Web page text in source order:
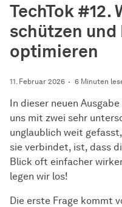
TechTok #12.
schützen und
optimieren
11. Februar 2026 6 Minuten
In dieser neuen Ausgabe
uns mit zwei sehr
unglaublich weit
sie verbindet, ist, dass
Blick oft einfacher
legen wir los!
Die erste Frage kommt